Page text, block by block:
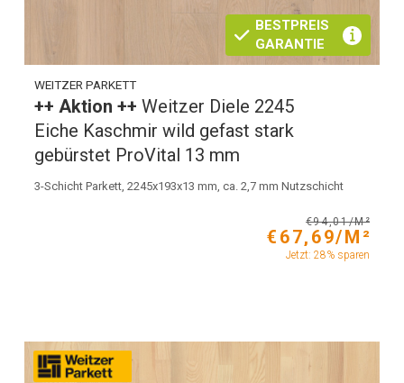
BESTPREIS
GARANTIE
WEITZER PARKETT
++ Aktion ++Weitzer Diele 2245
Eiche Kaschmir wild gefast stark
gebürstet ProVital 13 mm
3-Schicht Parkett, 2245x193x13 mm, ca. 2,7 mm Nutzschicht
€94,01/M²
€67,69/M²
Jetzt: 28% sparen